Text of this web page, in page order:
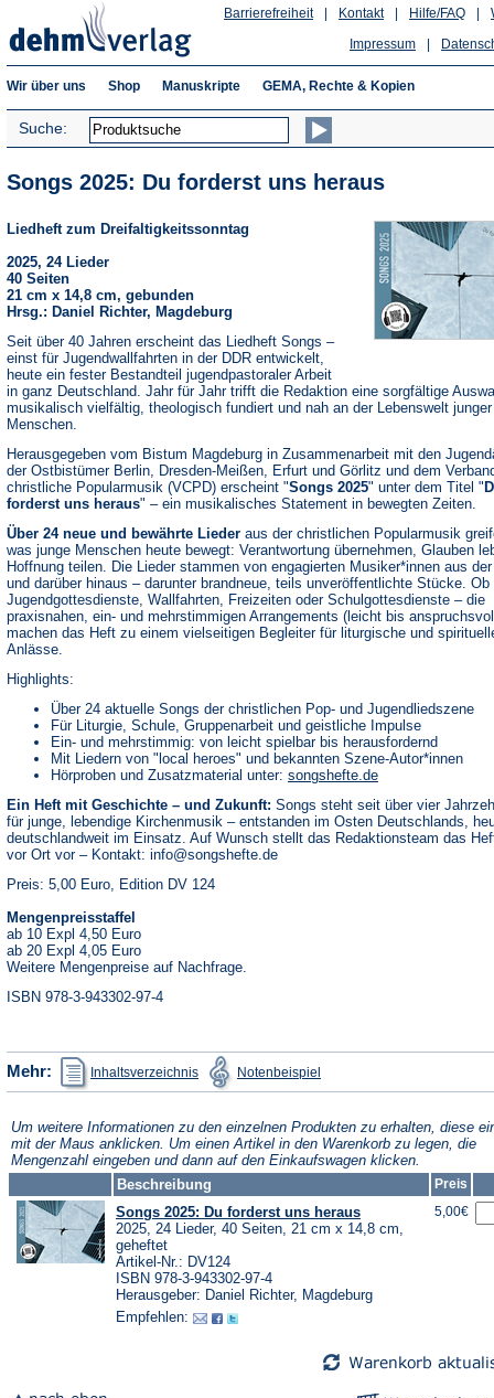
Hilfe/FAQ
Kontakt
Barrierefreiheit
Impressum
Wir über uns Shop Manuskripte GEMA, Rechte & Kopien
Suche:
Songs 2025: Du forderst uns heraus
Liedheft zum Dreifaltigkeitssonntag
2025, 24 Lieder
40 Seiten
21 cm x 14,8 cm, gebunden
Hrsg.: Daniel Richter, Magdeburg
Seit über 40 Jahren erscheint das Liedheft Songs –
einst für Jugendwallfahrten in der DDR entwickelt,
heute ein fester Bestandteil jugendpastoraler Arbeit
in ganz Deutschland. Jahr für Jahr trifft die Redaktion eine sorgfältige
musikalisch vielfältig, theologisch fundiert und nah an der Lebenswelt junger
Menschen.
Herausgegeben vom Bistum Magdeburg in Zusammenarbeit mit den
der Ostbistümer Berlin, Dresden-Meißen, Erfurt und Görlitz und dem
christliche Popularmusik (VCPD) erscheint "Songs 2025" unter dem Titel "
forderst uns heraus" – ein musikalisches Statement in bewegten Zeiten.
Über 24 neue und bewährte Lieder aus der christlichen Popularmusik
was junge Menschen heute bewegt: Verantwortung übernehmen, Glauben
Hoffnung teilen. Die Lieder stammen von engagierten Musiker*innen aus
und darüber hinaus – darunter brandneue, teils unveröffentlichte Stücke. Ob
Jugendgottesdienste, Wallfahrten, Freizeiten oder Schulgottesdienste – die
praxisnahen, ein- und mehrstimmigen Arrangements (leicht bis
machen das Heft zu einem vielseitigen Begleiter für liturgische und
Anlässe.
Highlights:
Über 24 aktuelle Songs der christlichen Pop- und Jugendliedszene
Für Liturgie, Schule, Gruppenarbeit und geistliche Impulse
Ein- und mehrstimmig: von leicht spielbar bis herausfordernd
Mit Liedern von "local heroes" und bekannten Szene-Autor*innen
Hörproben und Zusatzmaterial unter: songshefte.de(Öffnet
einem
neuen
Tab)
Ein Heft mit Geschichte – und Zukunft: Songs steht seit über vier
für junge, lebendige Kirchenmusik – entstanden im Osten Deutschlands,
deutschlandweit im Einsatz. Auf Wunsch stellt das Redaktionsteam das
vor Ort vor – Kontakt: info@songshefte.de
Preis: 5,00 Euro, Edition DV 124
Mengenpreisstaffel
ab 10 Expl 4,50 Euro
ab 20 Expl 4,05 Euro
Weitere Mengenpreise auf Nachfrage.
ISBN 978-3-943302-97-4
Mehr: Inhaltsverzeichnis
(Öffnet
in
einem
Tab)
Notenbeispiel in
einem
Tab)
Um weitere Informationen zu den einzelnen Produkten zu erhalten, diese
mit der Maus anklicken. Um einen Artikel in den Warenkorb zu legen, die
Mengenzahl eingeben und dann auf den Einkaufswagen klicken.
Beschreibung
Preis
Songs 2025: Du forderst uns heraus
2025, 24 Lieder, 40 Seiten, 21 cm x 14,8 cm,
geheftet
Artikel-Nr.: DV124
ISBN 978-3-943302-97-4
Herausgeber: Daniel Richter, Magdeburg
Empfehlen:
5,00€